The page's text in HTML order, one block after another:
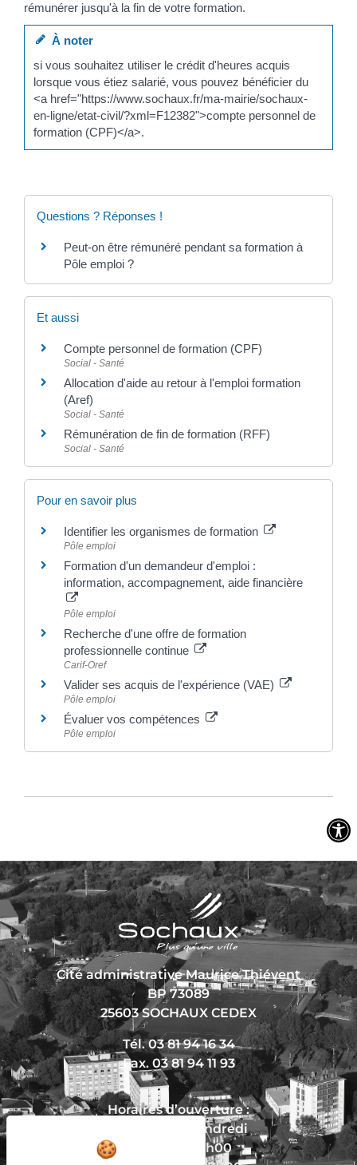
rémunérer jusqu'à la fin de votre formation.
À noter
si vous souhaitez utiliser le crédit d'heures acquis
lorsque vous étiez salarié, vous pouvez bénéficier du
<a href="https://www.sochaux.fr/ma-mairie/sochaux-
en-ligne/etat-civil/?xml=F12382">compte personnel de
formation (CPF)</a>.
Questions ? Réponses !
Peut-on être rémunéré pendant sa formation à
Pôle emploi ?
Et aussi
Compte personnel de formation (CPF)
Social - Santé
Allocation d'aide au retour à l'emploi formation
(Aref)
Social - Santé
Rémunération de fin de formation (RFF)
Social - Santé
Pour en savoir plus
Identifier les organismes de formation
Pôle emploi
Formation d'un demandeur d'emploi :
information, accompagnement, aide financière
Pôle emploi
Recherche d'une offre de formation
professionnelle continue
Carif-Oref
Valider ses acquis de l'expérience (VAE)
Pôle emploi
Évaluer vos compétences
Pôle emploi
Cité administrative Maurice Thiévent
BP 73089
25603 SOCHAUX CEDEX
Tél. 03 81 94 16 34
Fax. 03 81 94 11 93
Horaires d’ouverture :
Du lundi au vendredi
De 8h30 à 12h00